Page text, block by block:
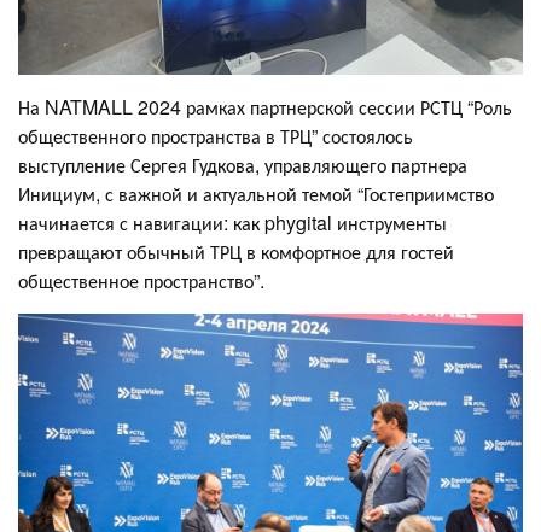
На NATMALL 2024 рамках партнерской сессии РСТЦ “Роль
общественного пространства в ТРЦ” состоялось
выступление Сергея Гудкова, управляющего партнера
Инициум, с важной и актуальной темой “Гостеприимство
начинается с навигации: как phygital инструменты
превращают обычный ТРЦ в комфортное для гостей
общественное пространство”.